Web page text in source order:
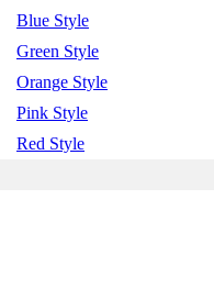
Blue Style
Green Style
Orange Style
Pink Style
Red Style